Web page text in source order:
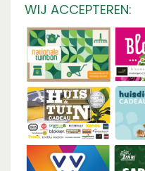
WIJ ACCEPTEREN: